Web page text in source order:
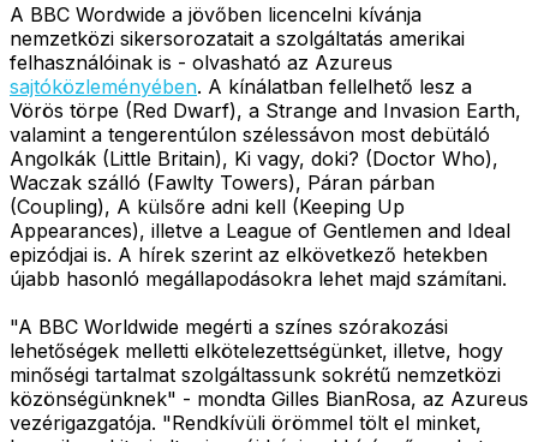
A BBC Wordwide a jövőben licencelni kívánja
nemzetközi sikersorozatait a szolgáltatás amerikai
felhasználóinak is - olvasható az Azureus
sajtóközleményében. A kínálatban fellelhető lesz a
Vörös törpe (Red Dwarf), a Strange and Invasion Earth,
valamint a tengerentúlon szélessávon most debütáló
Angolkák (Little Britain), Ki vagy, doki? (Doctor Who),
Waczak szálló (Fawlty Towers), Páran párban
(Coupling), A külsőre adni kell (Keeping Up
Appearances), illetve a League of Gentlemen and Ideal
epizódjai is. A hírek szerint az elkövetkező hetekben
újabb hasonló megállapodásokra lehet majd számítani.
"A BBC Worldwide megérti a színes szórakozási
lehetőségek melletti elkötelezettségünket, illetve, hogy
minőségi tartalmat szolgáltassunk sokrétű nemzetközi
közönségünknek" - mondta Gilles BianRosa, az Azureus
vezérigazgatója. "Rendkívüli örömmel tölt el minket,